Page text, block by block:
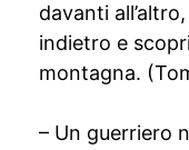
davanti
indietro e
montagna.
– Un guerriero